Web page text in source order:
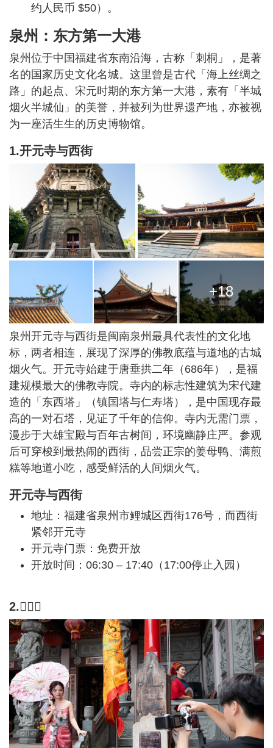
约人民币 $50）。
泉州：东方第一大港
泉州位于中国福建省东南沿海，古称「刺桐」，是著
名的国家历史文化名城。这里曾是古代「海上丝绸之
路」的起点、宋元时期的东方第一大港，素有「半城
烟火半城仙」的美誉，并被列为世界遗产地，亦被视
为一座活生生的历史博物馆。
1.开元寺与西街
+18
泉州开元寺与西街是闽南泉州最具代表性的文化地
标，两者相连，展现了深厚的佛教底蕴与道地的古城
烟火气。开元寺始建于唐垂拱二年（686年），是福
建规模最大的佛教寺院。寺内的标志性建筑为宋代建
造的「东西塔」（镇国塔与仁寿塔），是中国现存最
高的一对石塔，见证了千年的信仰。寺内无需门票，
漫步于大雄宝殿与百年古树间，环境幽静庄严。参观
后可穿梭到最热闹的西街，品尝正宗的姜母鸭、满煎
糕等地道小吃，感受鲜活的人间烟火气。
开元寺与西街
地址：福建省泉州市鲤城区西街176号，而西街
紧邻开元寺
开元寺门票：免费开放
开放时间：06:30 – 17:40（17:00停止入园）
2.𫊻埔村